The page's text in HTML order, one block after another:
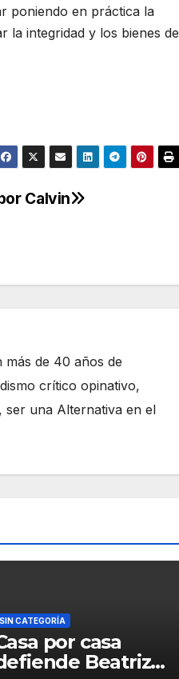
poniendo en práctica la
la integridad y los bienes de
Calvin
de 40 años de
crítico opinativo,
ser una Alternativa en el
SIN CATEGORÍA
por casa
Beatriz